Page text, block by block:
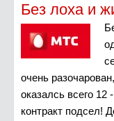
Без лоха и
очень
оказалсь всего
контракт подсел!